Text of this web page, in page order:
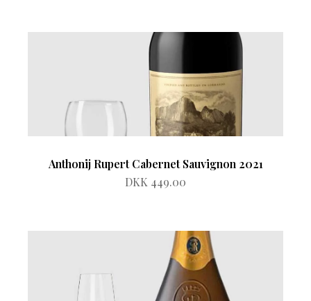
Anthonij Rupert Cabernet Sauvignon 2021
DKK 449.00